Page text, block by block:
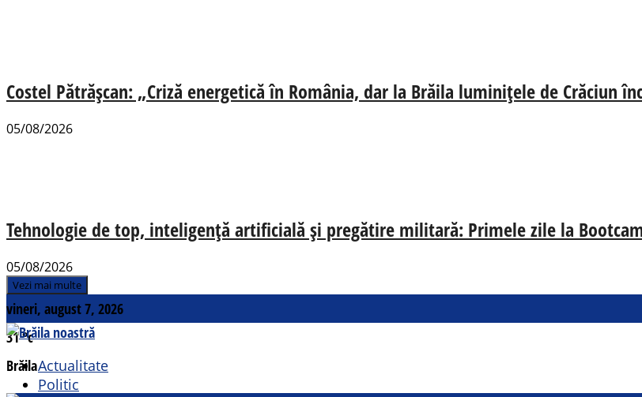
Costel Pătrășcan: „Criză energetică în România, dar la Brăila luminițele de Crăciun
05/08/2026
Tehnologie de top, inteligență artificială și pregătire militară: Primele zile la
05/08/2026
Vezi mai multe
vineri, august 7, 2026
31°c
BrăilaActualitate
Politic